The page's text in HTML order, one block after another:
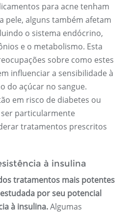
para acne tenham
pele, alguns também afetam
o sistema endócrino,
e o metabolismo. Esta
sobre como estes
influenciar a sensibilidade à
do açúcar no sangue.
em risco de diabetes ou
particularmente
tratamentos prescritos
à insulina
tratamentos mais potentes
por seu potencial
à insulina.Algumas